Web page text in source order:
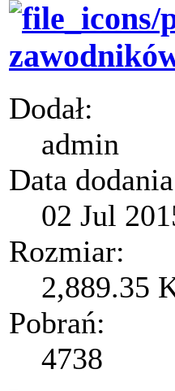
Dodał:
admin
Data
02 Jul
Rozmiar:
2,889.35
Pobrań:
4738